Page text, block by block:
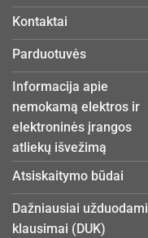
Kontaktai
Parduotuvės
Informacija apie
nemokamą elektros ir
elektroninės įrangos
atliekų išvežimą
Atsiskaitymo būdai
Dažniausiai užduodami
klausimai (DUK)